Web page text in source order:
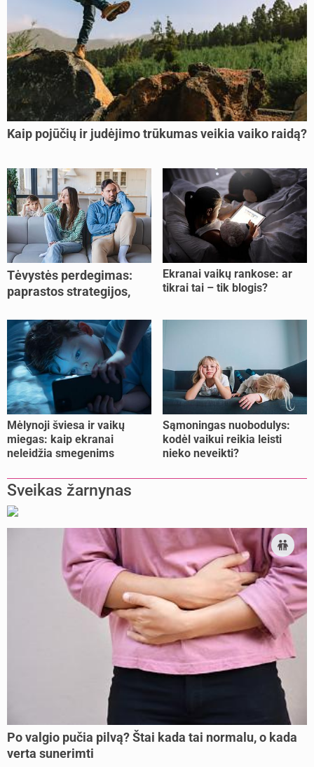
Kaip pojūčių ir judėjimo trūkumas veikia vaiko raidą?
Tėvystės perdegimas:
paprastos strategijos,
jėgas
Ekranai vaikų rankose: ar
tikrai tai – tik blogis?
Mėlynoji šviesa ir vaikų
miegas: kaip ekranai
neleidžia smegenims
Sąmoningas nuobodulys:
kodėl vaikui reikia leisti
nieko neveikti?
Sveikas žarnynas
Po valgio pučia pilvą? Štai kada tai normalu, o kada
verta sunerimti